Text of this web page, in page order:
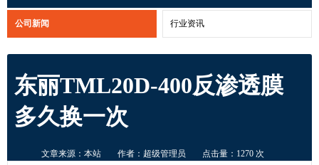
公司新闻 行业资讯
东丽TML20D-400反渗透膜
多久换一次
文章来源：本站 作者：超级管理员 点击量：1270 次